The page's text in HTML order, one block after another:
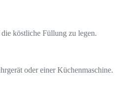
köstliche Füllung zu legen.
oder einer Küchenmaschine.